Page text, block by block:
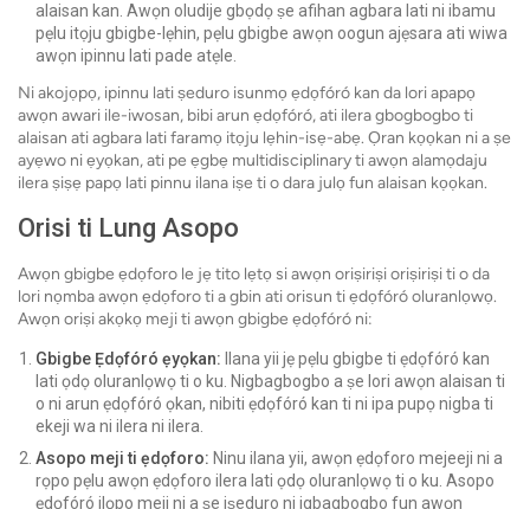
alaisan kan. Awọn oludije gbọdọ ṣe afihan agbara lati ni ibamu
pẹlu itọju gbigbe-lẹhin, pẹlu gbigbe awọn oogun ajẹsara ati wiwa
awọn ipinnu lati pade atẹle.
Ni akojọpọ, ipinnu lati ṣeduro isunmọ ẹdọfóró kan da lori apapọ
awọn awari ile-iwosan, bibi arun ẹdọfóró, ati ilera gbogbogbo ti
alaisan ati agbara lati faramọ itọju lẹhin-isẹ-abẹ. Ọran kọọkan ni a ṣe
ayẹwo ni ẹyọkan, ati pe ẹgbẹ multidisciplinary ti awọn alamọdaju
ilera ṣiṣẹ papọ lati pinnu ilana iṣe ti o dara julọ fun alaisan kọọkan.
Orisi ti Lung Asopo
Awọn gbigbe ẹdọforo le jẹ tito lẹtọ si awọn oriṣiriṣi oriṣiriṣi ti o da
lori nọmba awọn ẹdọforo ti a gbin ati orisun ti ẹdọfóró oluranlọwọ.
Awọn oriṣi akọkọ meji ti awọn gbigbe ẹdọfóró ni:
Gbigbe Ẹdọfóró ẹyọkan: Ilana yii jẹ pẹlu gbigbe ti ẹdọfóró kan
lati ọdọ oluranlọwọ ti o ku. Nigbagbogbo a ṣe lori awọn alaisan ti
o ni arun ẹdọfóró ọkan, nibiti ẹdọfóró kan ti ni ipa pupọ nigba ti
ekeji wa ni ilera ni ilera.
Asopo meji ti ẹdọforo: Ninu ilana yii, awọn ẹdọforo mejeeji ni a
rọpo pẹlu awọn ẹdọforo ilera lati ọdọ oluranlọwọ ti o ku. Asopo
ẹdọfóró ilọpo meji ni a ṣe iṣeduro ni igbagbogbo fun awọn